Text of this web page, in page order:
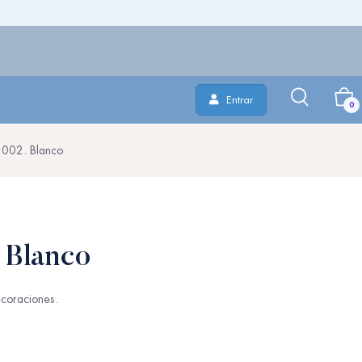
Entrar 0
Blanco